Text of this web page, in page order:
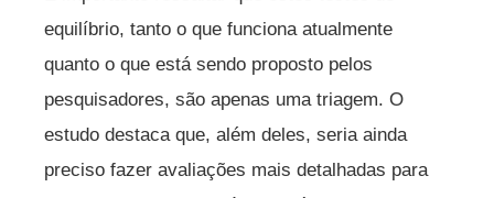
equilíbrio, tanto o que funciona atualmente
quanto o que está sendo proposto pelos
pesquisadores, são apenas uma triagem. O
estudo destaca que, além deles, seria ainda
preciso fazer avaliações mais detalhadas para